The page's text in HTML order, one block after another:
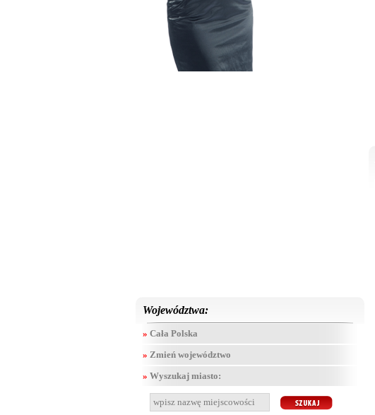
Województwa:
» Cała Polska
» Zmień województwo
» Wyszukaj miasto: